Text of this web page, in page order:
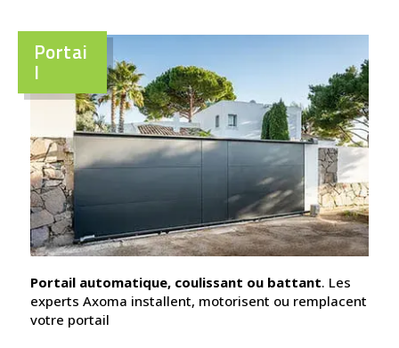
Portai
l
Portail automatique, coulissant ou battant. Les
experts Axoma installent, motorisent ou remplacent
votre portail